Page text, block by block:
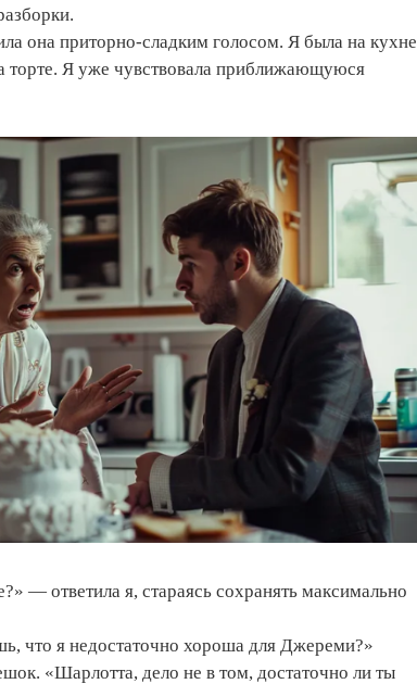
она приторно-сладким голосом. Я была на кухне
торте. Я уже чувствовала приближающуюся
— ответила я, стараясь сохранять максимально
что я недостаточно хороша для Джереми?»
«Шарлотта, дело не в том, достаточно ли ты